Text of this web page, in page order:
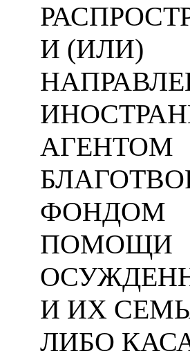
И (ИЛИ)
АГЕНТОМ
ФОНДОМ
ПОМОЩИ
И ИХ
ЛИБО